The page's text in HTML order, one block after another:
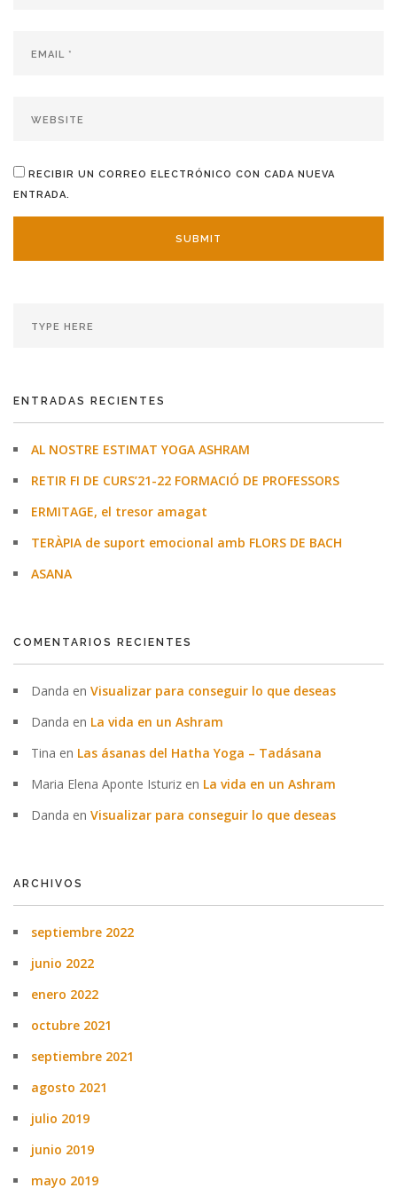
RECIBIR UN CORREO ELECTRÓNICO CON CADA NUEVA
ENTRADA.
ENTRADAS RECIENTES
AL NOSTRE ESTIMAT YOGA ASHRAM
RETIR FI DE CURS’21-22 FORMACIÓ DE PROFESSORS
ERMITAGE, el tresor amagat
TERÀPIA de suport emocional amb FLORS DE BACH
ASANA
COMENTARIOS RECIENTES
Danda en Visualizar para conseguir lo que deseas
Danda en La vida en un Ashram
Tina en Las ásanas del Hatha Yoga – Tadásana
Maria Elena Aponte Isturiz en La vida en un Ashram
Danda en Visualizar para conseguir lo que deseas
ARCHIVOS
septiembre 2022
junio 2022
enero 2022
octubre 2021
septiembre 2021
agosto 2021
julio 2019
junio 2019
mayo 2019